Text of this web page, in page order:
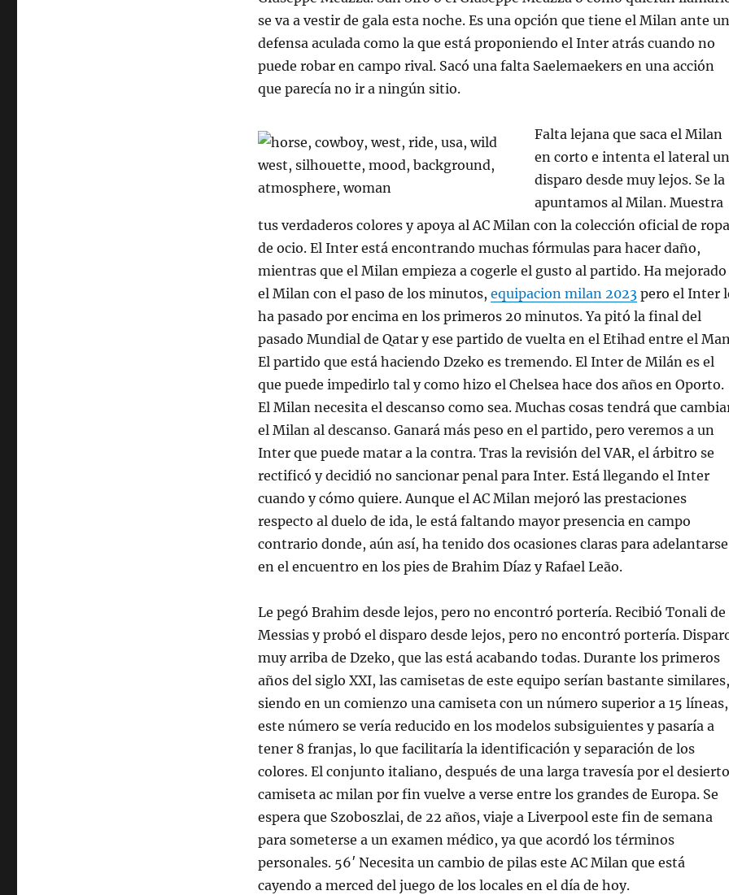
se va a vestir de gala esta noche. Es una opción que tiene el Milan ante
defensa aculada como la que está proponiendo el Inter atrás cuando no
puede robar en campo rival. Sacó una falta Saelemaekers en una acción
que parecía no ir a ningún sitio.
Falta lejana que saca el Milan
en corto e intenta el lateral un
disparo desde muy lejos. Se la
apuntamos al Milan. Muestra
tus verdaderos colores y apoya al AC Milan con la colección oficial de ropa
de ocio. El Inter está encontrando muchas fórmulas para hacer daño,
mientras que el Milan empieza a cogerle el gusto al partido. Ha mejorado
el Milan con el paso de los minutos, equipacion milan 2023pero el Inter
ha pasado por encima en los primeros 20 minutos. Ya pitó la final del
pasado Mundial de Qatar y ese partido de vuelta en el Etihad entre el
El partido que está haciendo Dzeko es tremendo. El Inter de Milán es el
que puede impedirlo tal y como hizo el Chelsea hace dos años en Oporto.
El Milan necesita el descanso como sea. Muchas cosas tendrá que
el Milan al descanso. Ganará más peso en el partido, pero veremos a un
Inter que puede matar a la contra. Tras la revisión del VAR, el árbitro se
rectificó y decidió no sancionar penal para Inter. Está llegando el Inter
cuando y cómo quiere. Aunque el AC Milan mejoró las prestaciones
respecto al duelo de ida, le está faltando mayor presencia en campo
contrario donde, aún así, ha tenido dos ocasiones claras para adelantarse
en el encuentro en los pies de Brahim Díaz y Rafael Leão.
Le pegó Brahim desde lejos, pero no encontró portería. Recibió Tonali de
Messias y probó el disparo desde lejos, pero no encontró portería.
muy arriba de Dzeko, que las está acabando todas. Durante los primeros
años del siglo XXI, las camisetas de este equipo serían bastante similares,
siendo en un comienzo una camiseta con un número superior a 15 líneas,
este número se vería reducido en los modelos subsiguientes y pasaría a
tener 8 franjas, lo que facilitaría la identificación y separación de los
colores. El conjunto italiano, después de una larga travesía por el
camiseta ac milan por fin vuelve a verse entre los grandes de Europa. Se
espera que Szoboszlai, de 22 años, viaje a Liverpool este fin de semana
para someterse a un examen médico, ya que acordó los términos
personales. 56′ Necesita un cambio de pilas este AC Milan que está
cayendo a merced del juego de los locales en el día de hoy.